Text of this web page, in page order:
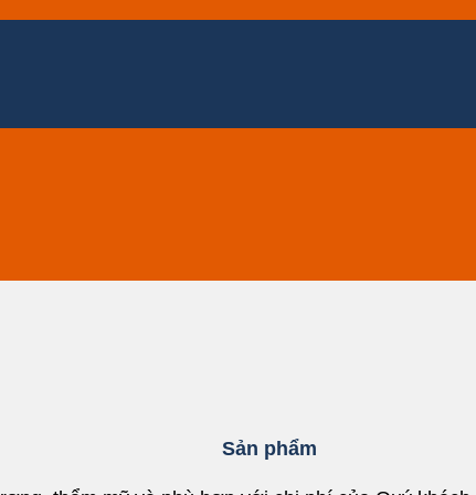
Sản phẩm